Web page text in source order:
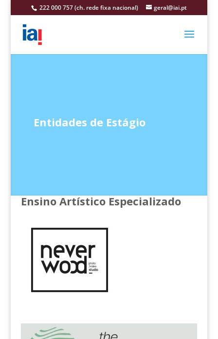
222 000 757 (ch. rede fixa nacional) geral@iai.pt
Entidades de Estágio
Ensino Artístico Especializado